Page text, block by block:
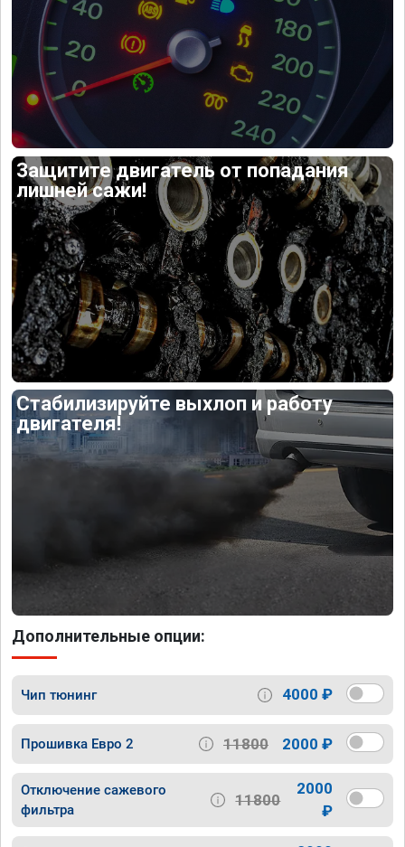
Защитите двигатель от попадания
лишней сажи!
Стабилизируйте выхлоп и работу
двигателя!
Дополнительные опции:
Чип тюнинг 4000 ₽
Прошивка Евро 2 11800 2000 ₽
Отключение сажевого
фильтра
11800
2000
₽